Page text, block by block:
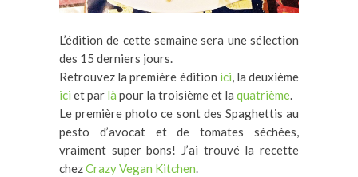
L’édition de cette semaine sera une sélection
des 15 derniers jours.
Retrouvez la première édition ici, la deuxième
ici et par là pour la troisième et la quatrième.
Le première photo ce sont des Spaghettis au
pesto d’avocat et de tomates séchées,
vraiment super bons! J’ai trouvé la recette
chezCrazy Vegan Kitchen.